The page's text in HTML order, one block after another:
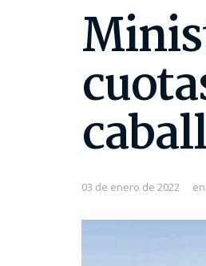
03 de enero de 2022 en